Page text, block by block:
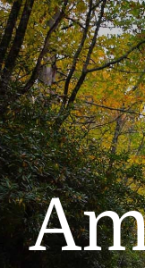
Skip
to
content